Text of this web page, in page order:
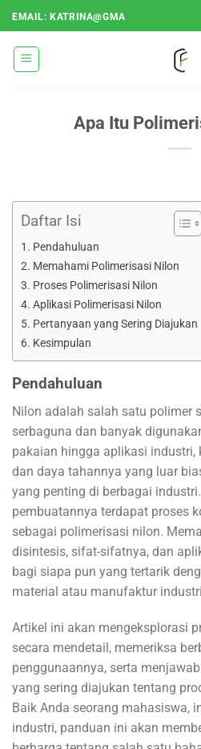
Loncat
ke
konten
EMAIL: KATRINA@GMA
Apa Itu
Daftar Isi
Pendahuluan
Memahami Polimerisasi Nilon
Proses Polimerisasi Nilon
Aplikasi Polimerisasi Nilon
Pertanyaan yang Sering Diajukan
Kesimpulan
Pendahuluan
Nilon adalah salah satu polimer
serbaguna dan banyak
pakaian hingga aplikasi industri,
dan daya tahannya yang luar
yang penting di berbagai
pembuatannya terdapat proses
sebagai polimerisasi nilon.
disintesis, sifat-sifatnya, dan
bagi siapa pun yang tertarik
material atau manufaktur
Artikel ini akan mengeksplorasi
secara mendetail, memeriksa
penggunaannya, serta
yang sering diajukan tentang
Baik Anda seorang mahasiswa,
industri, panduan ini akan